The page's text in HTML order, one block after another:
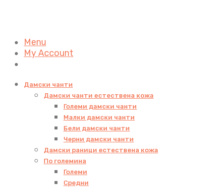
Menu
My Account
Дамски чанти
Дамски чанти естествена кожа
Големи дамски чанти
Малки дамски чанти
Бели дамски чанти
Черни дамски чанти
Дамски раници естествена кожа
По големина
Големи
Средни